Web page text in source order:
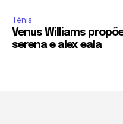
Ténis
Venus Williams
serena e alex eala